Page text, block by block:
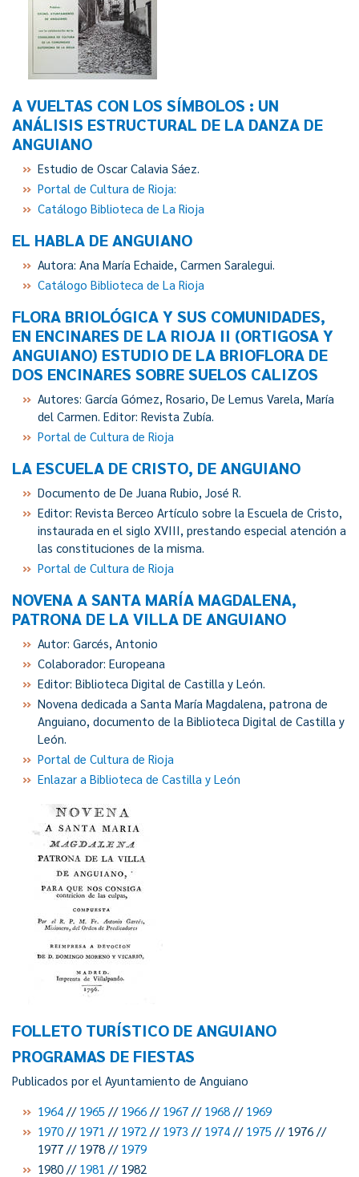
A VUELTAS CON LOS SÍMBOLOS : UN
ANÁLISIS ESTRUCTURAL DE LA DANZA DE
ANGUIANO
Estudio de Oscar Calavia Sáez.
Portal de Cultura de Rioja:
Catálogo Biblioteca de La Rioja
EL HABLA DE ANGUIANO
Autora: Ana María Echaide, Carmen Saralegui.
Catálogo Biblioteca de La Rioja
FLORA BRIOLÓGICA Y SUS COMUNIDADES,
EN ENCINARES DE LA RIOJA II (ORTIGOSA Y
ANGUIANO) ESTUDIO DE LA BRIOFLORA DE
DOS ENCINARES SOBRE SUELOS CALIZOS
Autores: García Gómez, Rosario, De Lemus Varela, María
del Carmen. Editor: Revista Zubía.
Portal de Cultura de Rioja
LA ESCUELA DE CRISTO, DE ANGUIANO
Documento de De Juana Rubio, José R.
Editor: Revista Berceo Artículo sobre la Escuela de Cristo,
instaurada en el siglo XVIII, prestando especial atención a
las constituciones de la misma.
Portal de Cultura de Rioja
NOVENA A SANTA MARÍA MAGDALENA,
PATRONA DE LA VILLA DE ANGUIANO
Autor: Garcés, Antonio
Colaborador: Europeana
Editor: Biblioteca Digital de Castilla y León.
Novena dedicada a Santa María Magdalena, patrona de
Anguiano, documento de la Biblioteca Digital de Castilla y
León.
Portal de Cultura de Rioja
Enlazar a Biblioteca de Castilla y León
FOLLETO TURÍSTICO DE ANGUIANO
PROGRAMAS DE FIESTAS
Publicados por el Ayuntamiento de Anguiano
1964 // 1965 // 1966 // 1967 // 1968 // 1969
1970 // 1971 // 1972 // 1973 // 1974 // 1975 // 1976 //
1977 // 1978 // 1979
1980 // 1981 // 1982